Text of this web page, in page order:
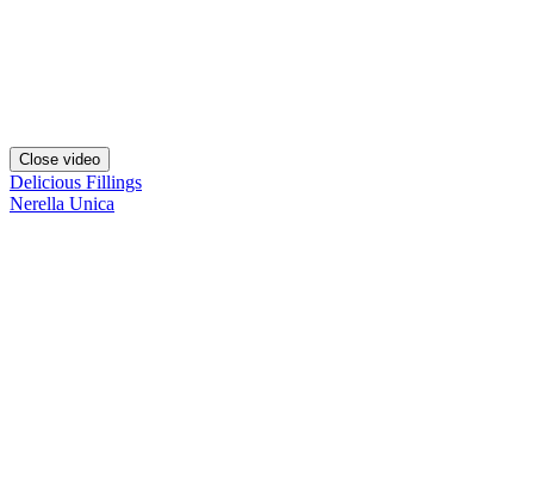
Close video
Delicious Fillings
Nerella Unica